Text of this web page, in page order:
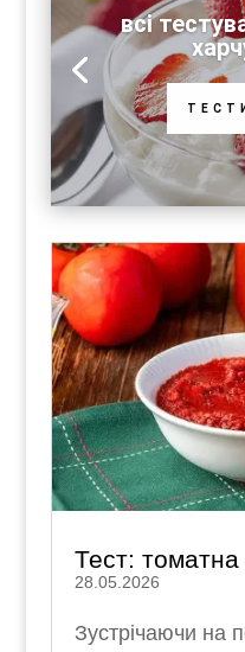
всі
Тест:
28.05.2026
Зустрічаючи на